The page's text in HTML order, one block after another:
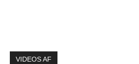
VIDEOS AF